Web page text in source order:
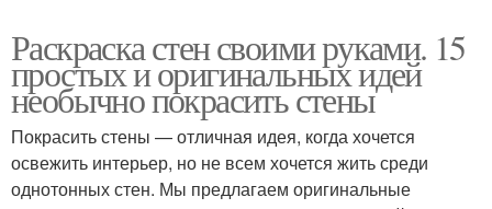
Раскраска стен своими руками. 15
простых и оригинальных идей
необычно покрасить стены
Покрасить стены — отличная идея, когда хочется
освежить интерьер, но не всем хочется жить среди
однотонных стен. Мы предлагаем оригинальные